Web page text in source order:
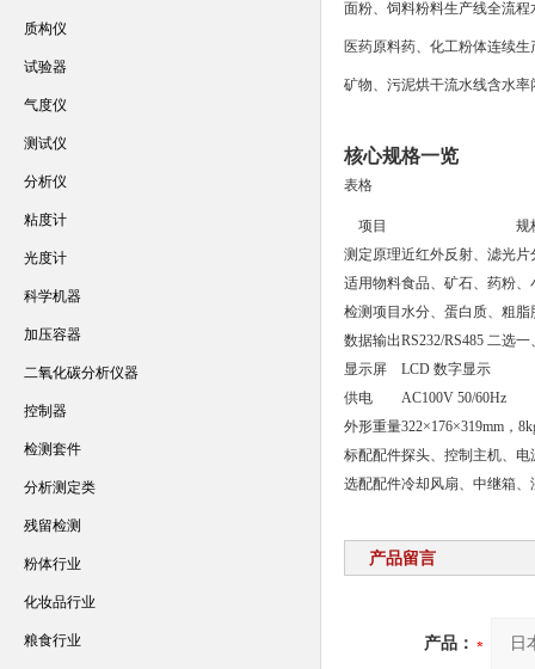
面粉、饲料粉料生产线全流
医药原料药、化工粉体连续
矿物、污泥烘干流水线含水率
核心规格一览
表格
项目
规
测定原理近红外反射、滤光片
适用物料食品、矿石、药粉、
检测项目 水分、蛋白质、粗脂
数据输出RS232/RS485 二选
显示屏
LCD 数字显示
供电
AC100V 50/60Hz
外形重量322×176×319mm，
标配配件探头、控制主机、电
选配配件冷却风扇、中继箱
产品留言
产品：
质构仪
试验器
气度仪
测试仪
分析仪
粘度计
光度计
科学机器
加压容器
二氧化碳分析仪器
控制器
检测套件
分析测定类
残留检测
粉体行业
化妆品行业
粮食行业